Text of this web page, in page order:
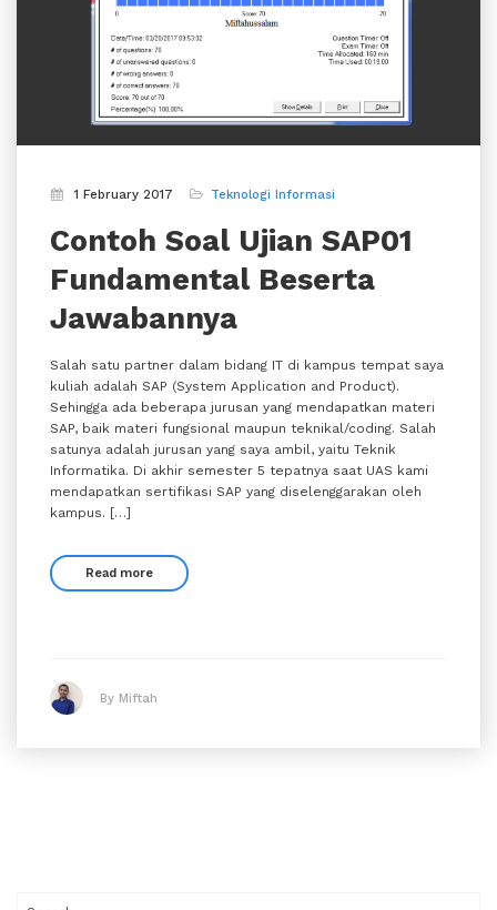
1 February 2017 Teknologi Informasi
Contoh Soal Ujian SAP01
Fundamental Beserta
Jawabannya
Salah satu partner dalam bidang IT di kampus tempat saya
kuliah adalah SAP (System Application and Product).
Sehingga ada beberapa jurusan yang mendapatkan materi
SAP, baik materi fungsional maupun teknikal/coding. Salah
satunya adalah jurusan yang saya ambil, yaitu Teknik
Informatika. Di akhir semester 5 tepatnya saat UAS kami
mendapatkan sertifikasi SAP yang diselenggarakan oleh
kampus. […]
Read more
By Miftah